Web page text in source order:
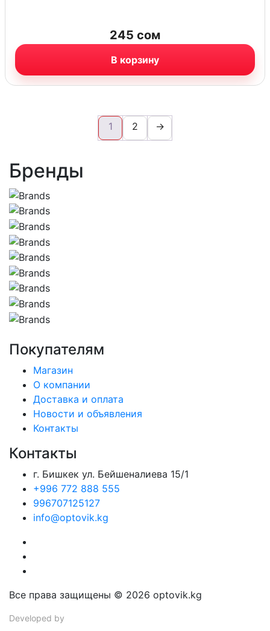
245 сом
В корзину
1 2 →
Бренды
Покупателям
Магазин
О компании
Доставка и оплата
Новости и объявления
Контакты
Контакты
г. Бишкек ул. Бейшеналиева 15/1
+996 772 888 555
996707125127
info@optovik.kg
Все права защищены © 2026 optovik.kg
Developed by